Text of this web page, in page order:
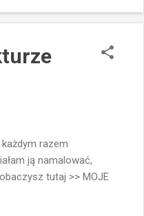
razem
ją namalować,
tutaj >> MOJE